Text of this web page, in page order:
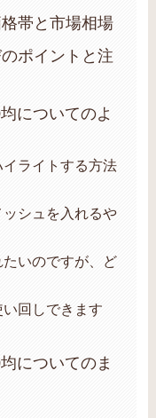
帯と市場相場
ポイントと注
についてのよ
イライトする方法
シュを入れるや
いのですが、ど
回しできます
についてのま